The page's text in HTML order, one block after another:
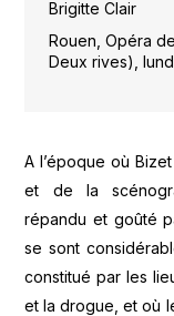
Brigitte Clair
Rouen, Opéra
Deux rives),
A l’époque où
et de la
répandu et goûté
se sont
constitué par les
et la drogue, et où